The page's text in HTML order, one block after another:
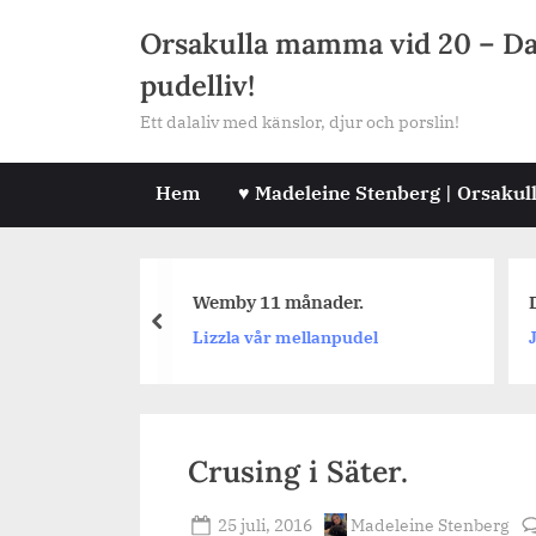
Orsakulla mamma vid 20 –
pudelliv!
Ett dalaliv med känslor, djur och porslin!
Hem ♥ Madeleine Stenberg |
Wemby 11 månader.
Lizzla vår mellanpudel
prev
Crusing i Säter.
Posted
25 juli, 2016 By
Madeleine Stenberg